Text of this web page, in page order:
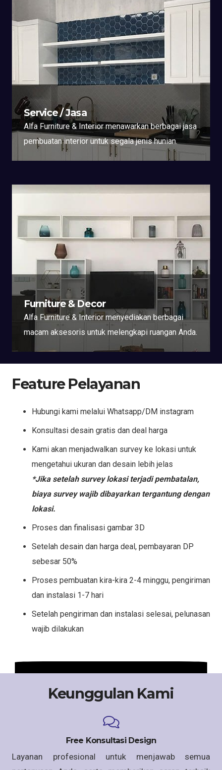
Service / Jasa
Alfa Furniture & Interior menawarkan berbagai jasa
pembuatan interior untuk segala jenis hunian.
Furniture & Decor
Alfa Furniture & Interior menyediakan berbagai
macam aksesoris untuk melengkapi ruangan Anda.
Feature Pelayanan
Hubungi kami melalui Whatsapp/DM instagram
Konsultasi desain gratis dan deal harga
Kami akan menjadwalkan survey ke lokasi untuk
mengetahui ukuran dan desain lebih jelas
*Jika setelah survey lokasi terjadi pembatalan,
biaya survey wajib dibayarkan tergantung dengan
lokasi.
Proses dan finalisasi gambar 3D
Setelah desain dan harga deal, pembayaran DP
sebesar 50%
Proses pembuatan kira-kira 2-4 minggu, pengiriman
dan instalasi 1-7 hari
Setelah pengiriman dan instalasi selesai, pelunasan
wajib dilakukan
Keunggulan Kami
Free Konsultasi Design
Layanan profesional untuk menjawab semua